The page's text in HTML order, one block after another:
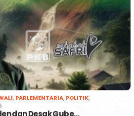
, PARLEMENTARIA, POLITIK,